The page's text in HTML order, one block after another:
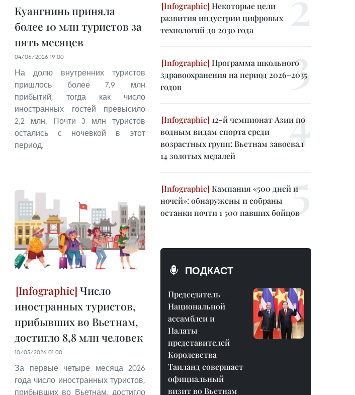
Куангнинь приняла
более 10 млн туристов за
пять месяцев
04/06/2026 19:00
На долю внутренних туристов
пришлось более 7,9 млн
прибытий, тогда как число
иностранных гостей превысило
2,2 млн. Почти 3 млн туристов
остались с ночевкой в этот
период.
Число
иностранных туристов,
прибывших во Вьетнам,
достигло 8,8 млн человек
10/05/2026 01:00
За первые четыре месяца 2026
года число иностранных туристов,
прибывших во Вьетнам, достигло
Некоторые цели
развития индустрии цифровых
технологий до 2030 года
Программа школьного
здравоохранения на период 2026–2035
годов
12-й чемпионат Азии по
водным видам спорта среди
возрастных групп: Вьетнам завоевал
14 золотых медалей
Кампания «500 дней и
ночей»: обнаружены и собраны
останки почти 1 500 павших бойцов
ПОДКАСТ
Председатель
Национальной
ассамблеи и
Палаты
представителей
Королевства
Таиланд совершает
официальный
визит во Вьетнам